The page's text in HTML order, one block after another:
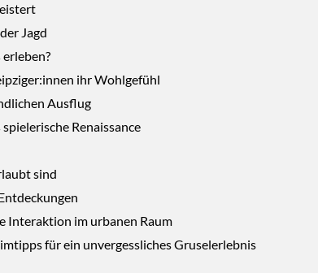
Jagd
ihr Wohlgefühl
Ausflug
Renaissance
sind
Interaktion im urbanen Raum
für ein unvergessliches Gruselerlebnis